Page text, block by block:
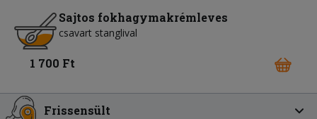
Sajtos fokhagymakrémleves
csavart stanglival
1 700 Ft
Frissensült